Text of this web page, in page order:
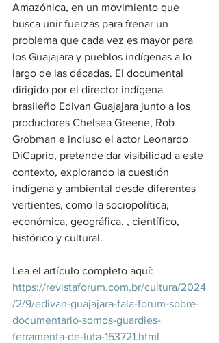
Amazónica, en un movimiento que
busca unir fuerzas para frenar un
problema que cada vez es mayor para
los Guajajara y pueblos indígenas a lo
largo de las décadas. El documental
dirigido por el director indígena
brasileño Edivan Guajajara junto a los
productores Chelsea Greene, Rob
Grobman e incluso el actor Leonardo
DiCaprio, pretende dar visibilidad a este
contexto, explorando la cuestión
indígena y ambiental desde diferentes
vertientes, como la sociopolítica,
económica, geográfica. , científico,
histórico y cultural.
Lea el artículo completo aquí:
https://revistaforum.com.br/cultura/2024
/2/9/edivan-guajajara-fala-forum-sobre-
documentario-somos-guardies-
ferramenta-de-luta-153721.html